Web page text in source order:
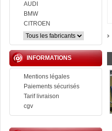
AUDI
BMW
CITROEN
INFORMATIONS
Mentions légales
Paiements sécurisés
Tarif livraison
cgv